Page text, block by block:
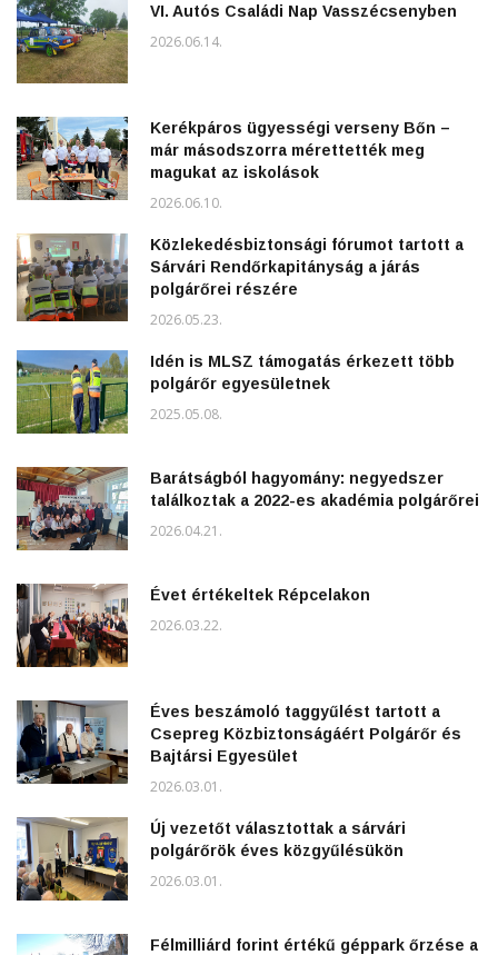
VI. Autós Családi Nap Vasszécsenyben
2026.06.14.
Kerékpáros ügyességi verseny Bőn –
már másodszorra mérettették meg
magukat az iskolások
2026.06.10.
Közlekedésbiztonsági fórumot tartott a
Sárvári Rendőrkapitányság a járás
polgárőrei részére
2026.05.23.
Idén is MLSZ támogatás érkezett több
polgárőr egyesületnek
2025.05.08.
Barátságból hagyomány: negyedszer
találkoztak a 2022-es akadémia polgárőrei
2026.04.21.
Évet értékeltek Répcelakon
2026.03.22.
Éves beszámoló taggyűlést tartott a
Csepreg Közbiztonságáért Polgárőr és
Bajtársi Egyesület
2026.03.01.
Új vezetőt választottak a sárvári
polgárőrök éves közgyűlésükön
2026.03.01.
Félmilliárd forint értékű géppark őrzése a